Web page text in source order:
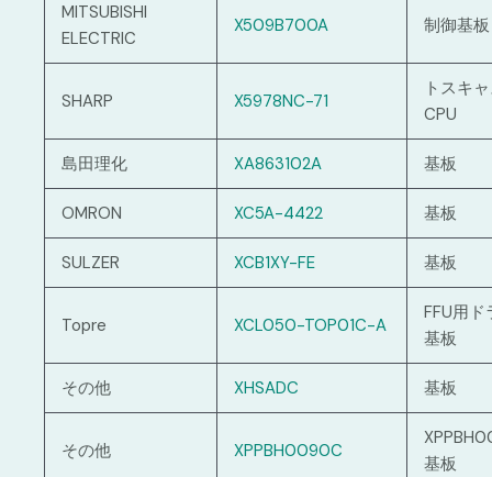
MITSUBISHI
ELECTRIC
X509B700A 制御基板
SHARP X5978NC-71
トスキ
CPU
島田理化 XA863102A 基板
OMRON XC5A-4422 基板
SULZER XCB1XY-FE 基板
Topre XCL050-TOP01C-A
FFU用ド
基板
その他 XHSADC 基板
その他 XPPBH0090C
基板